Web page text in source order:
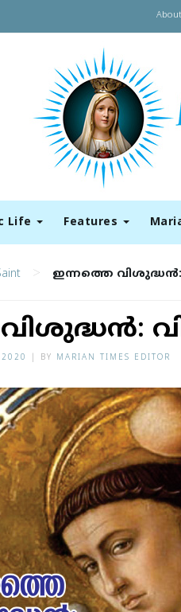
Life Features
> ഇന്നത്തെ വിശുദ്ധന്‍:
2020 BY MARIAN TIMES EDITOR